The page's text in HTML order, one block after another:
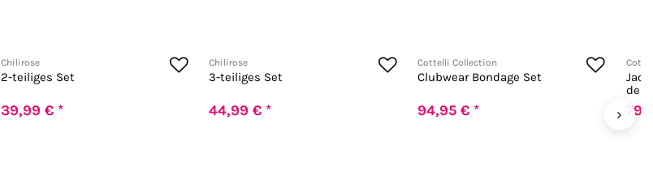
Chilirose
2-teiliges Set
39,99 € *
Chilirose
3-teiliges Set
44,99 € *
Cottelli Collection
Clubwear Bondage Set
94,95 € * ›